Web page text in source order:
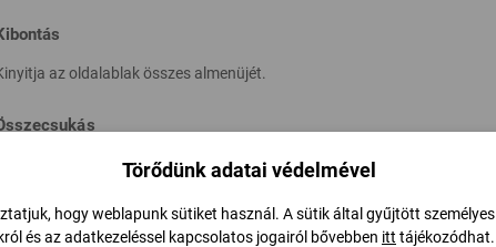
az oldalablak összes almenüjét.
Becsukja az oldalablak összes almenüjét.
Törődünk adatai védelmével
hogy weblapunk sütiket használ. A sütik által gyűjtött személyes
és az adatkezeléssel kapcsolatos jogairól bővebben itt tájékozódhat.